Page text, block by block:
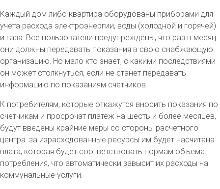
Каждый дом либо квартира оборудованы приборами для
учета расхода электроэнергии, воды (холодной и горячей)
и газа. Все пользователи предупреждены, что раз в месяц
они должны передавать показания в свою снабжающую
организацию. Но мало кто знает, с какими последствиями
он может столкнуться, если не станет передавать
информацию по показаниям счетчиков.
К потребителям, которые откажутся вносить показания по
счетчикам и просрочат платеж на шесть и более месяцев,
будут введены крайние меры со стороны расчетного
центра: за израсходованные ресурсы им будет насчитана
плата, которая будет соответствовать нормам объема
потребления, что автоматически завысит их расходы на
коммунальные услуги.